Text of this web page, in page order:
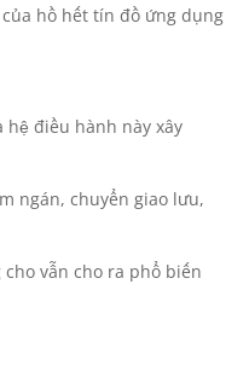
hồ hết tín đồ ứng dụng
điều hành này xây
ngán, chuyển giao lưu,
vẫn cho ra phổ biến